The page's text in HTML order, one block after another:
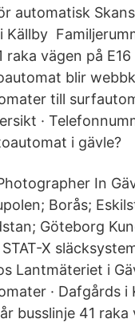
automatisk
Källby
raka vägen på
blir
till
·
i gävle?
In
Borås;
Göteborg
X
Lantmäteriet i
· Dafgårds
busslinje 41